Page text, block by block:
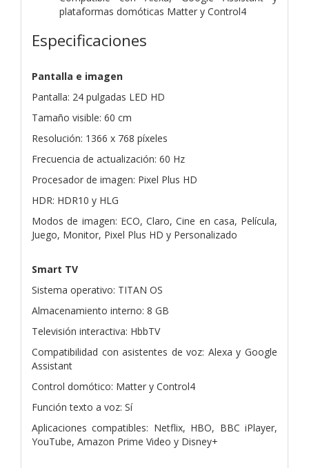
plataformas domóticas Matter y Control4
Especificaciones
Pantalla e imagen
Pantalla: 24 pulgadas LED HD
Tamaño visible: 60 cm
Resolución: 1366 x 768 píxeles
Frecuencia de actualización: 60 Hz
Procesador de imagen: Pixel Plus HD
HDR: HDR10 y HLG
Modos de imagen: ECO, Claro, Cine en casa, Película,
Juego, Monitor, Pixel Plus HD y Personalizado
Smart TV
Sistema operativo: TITAN OS
Almacenamiento interno: 8 GB
Televisión interactiva: HbbTV
Compatibilidad con asistentes de voz: Alexa y Google
Assistant
Control domótico: Matter y Control4
Función texto a voz: Sí
Aplicaciones compatibles: Netflix, HBO, BBC iPlayer,
YouTube, Amazon Prime Video y Disney+